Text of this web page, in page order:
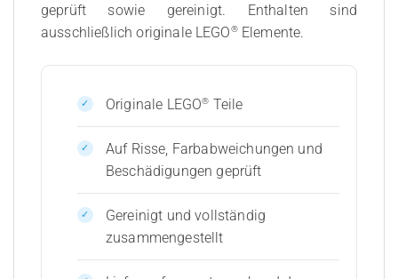
geprüft sowie gereinigt. Enthalten sind
ausschließlich originale LEGO®Elemente.
Originale LEGO® Teile
Auf Risse, Farbabweichungen und
Beschädigungen geprüft
Gereinigt und vollständig
zusammengestellt